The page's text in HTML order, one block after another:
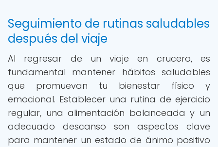
Seguimiento de rutinas saludables
después del viaje
Al regresar de un viaje en crucero, es
fundamental mantener hábitos saludables
que promuevan tu bienestar físico y
emocional. Establecer una rutina de ejercicio
regular, una alimentación balanceada y un
adecuado descanso son aspectos clave
para mantener un estado de ánimo positivo